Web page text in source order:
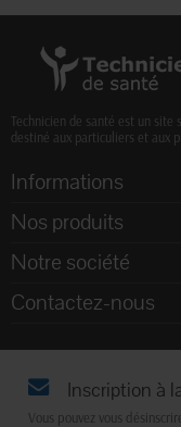
Technicien de santé est un site
destiné aux particuliers et aux
Informations
Nos produits
Notre société
Contactez-nous
Inscription à
Vous pouvez vous